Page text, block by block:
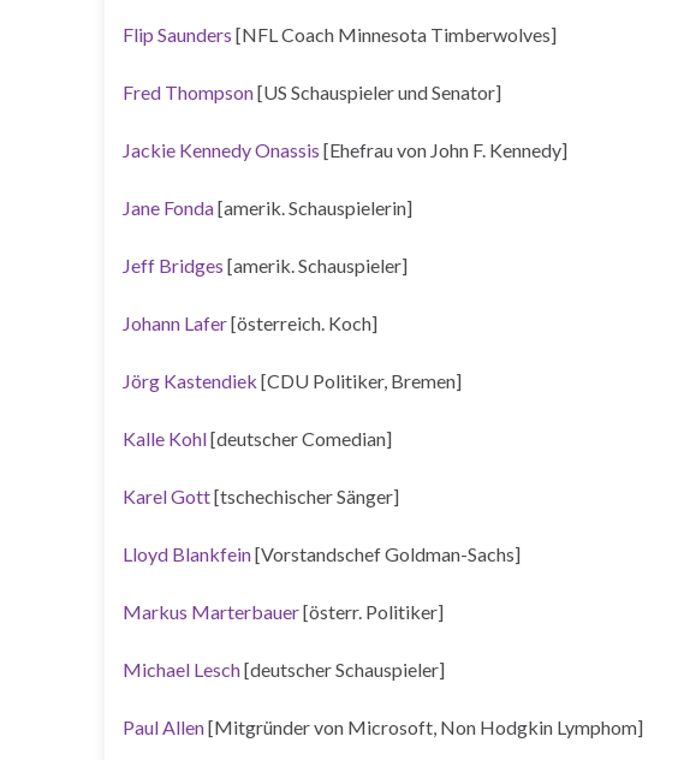
Flip Saunders [NFL Coach Minnesota Timberwolves]
Fred Thompson[US Schauspieler und Senator]
Jackie Kennedy Onassis [Ehefrau von John F. Kennedy]
Jane Fonda[amerik. Schauspielerin]
Jeff Bridges [amerik. Schauspieler]
Johann Lafer[österreich. Koch]
Jörg Kastendiek [CDU Politiker, Bremen]
Kalle Kohl[deutscher Comedian]
Karel Gott[tschechischer Sänger]
Lloyd Blankfein[Vorstandschef Goldman-Sachs]
Markus Marterbauer[österr. Politiker]
Michael Lesch[deutscher Schauspieler]
Paul Allen[Mitgründer von Microsoft, Non Hodgkin Lymphom]